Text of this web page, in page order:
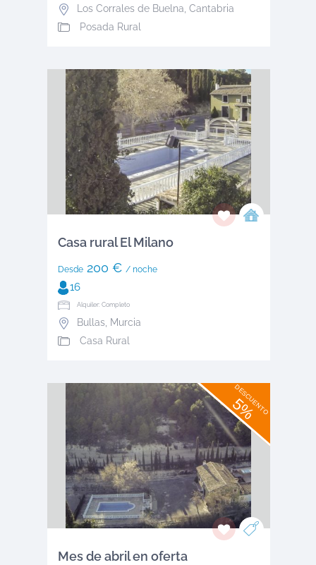
Los Corrales de Buelna, Cantabria
Posada Rural
Casa rural El Milano
Desde200 € / noche
16
Alquiler: Completo
Bullas, Murcia
Casa Rural
DESCUENTO
5%
Mes de abril en oferta